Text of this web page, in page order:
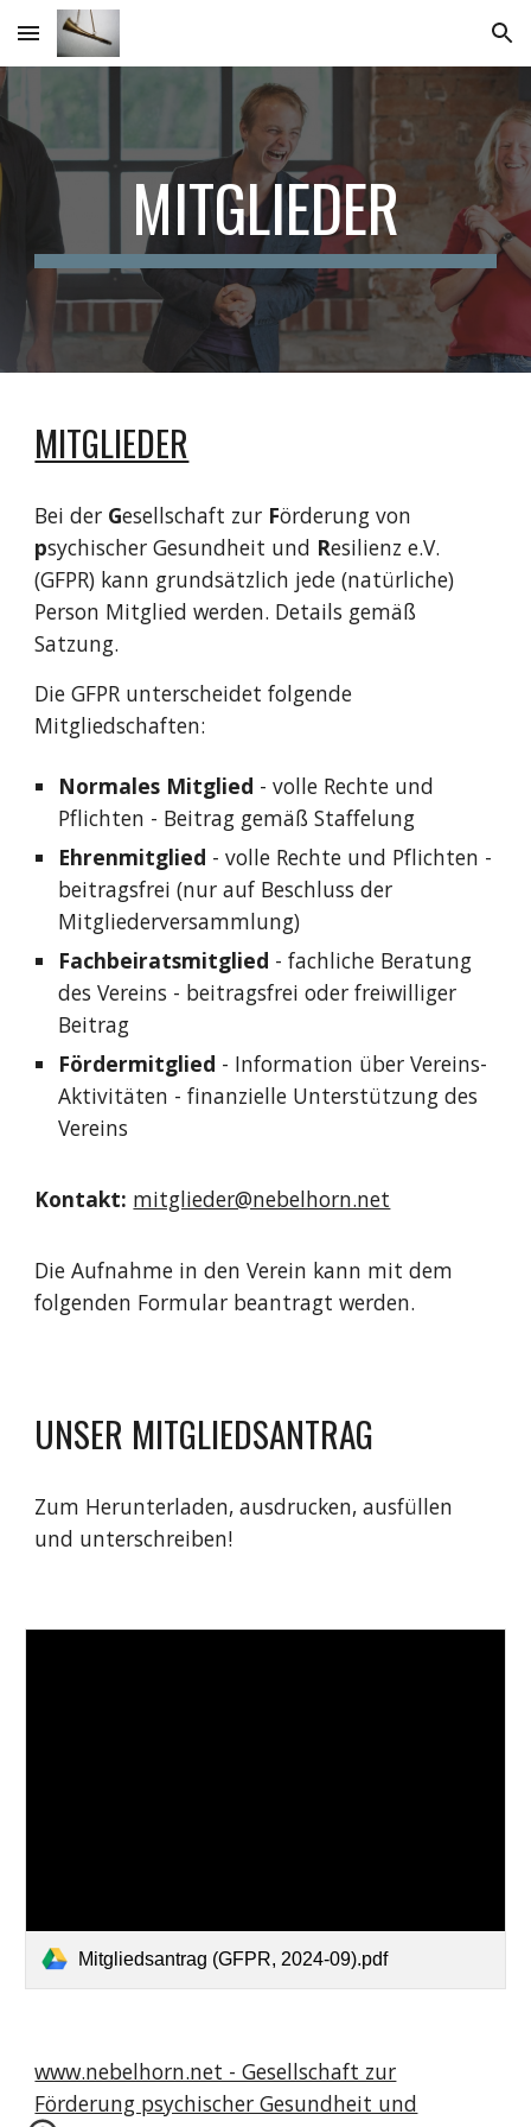
Skip to main content Skip to navigation
MITGLIEDER
MITGLIEDER
Bei der Gesellschaft zur Förderung von
psychischer Gesundheit und Resilienz e.V.
(GFPR) kann grundsätzlich jede (natürliche)
Person Mitglied werden. Details gemäß
Satzung.
Die GFPR unterscheidet folgende
Mitgliedschaften:
Normales Mitglied - volle Rechte und
Pflichten - Beitrag gemäß Staffelung
Ehrenmitglied - volle Rechte und Pflichten -
beitragsfrei (nur auf Beschluss der
Mitgliederversammlung)
Fachbeiratsmitglied - fachliche Beratung
des Vereins - beitragsfrei oder freiwilliger
Beitrag
Fördermitglied - Information über Vereins-
Aktivitäten - finanzielle Unterstützung des
Vereins
Kontakt: mitglieder@nebelhorn.net
Die Aufnahme in den Verein kann mit dem
folgenden Formular beantragt werden.
UNSER MITGLIEDSANTRAG
Zum Herunterladen, ausdrucken, ausfüllen
und unterschreiben!
Mitgliedsantrag (GFPR, 2024-09).pdf
www.nebelhorn.net - Gesellschaft zur
Förderung psychischer Gesundheit und